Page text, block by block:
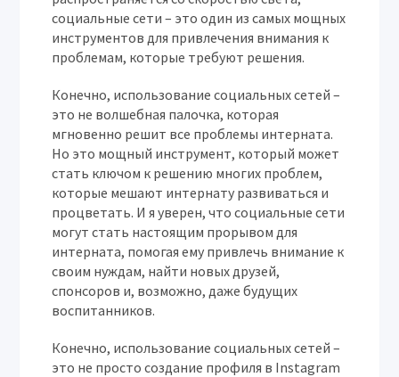
социальные сети – это один из самых мощных
инструментов для привлечения внимания к
проблемам, которые требуют решения.
Конечно, использование социальных сетей –
это не волшебная палочка, которая
мгновенно решит все проблемы интерната.
Но это мощный инструмент, который может
стать ключом к решению многих проблем,
которые мешают интернату развиваться и
процветать. И я уверен, что социальные сети
могут стать настоящим прорывом для
интерната, помогая ему привлечь внимание к
своим нуждам, найти новых друзей,
спонсоров и, возможно, даже будущих
воспитанников.
Конечно, использование социальных сетей –
это не просто создание профиля в Instagram